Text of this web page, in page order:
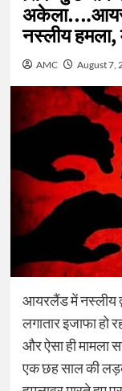
नस्लीय हमला,
AMC August 7,
आयरलैंड में नस्लीय
लगातार इजाफा हो
और ऐसा ही मामला
एक छह साल की